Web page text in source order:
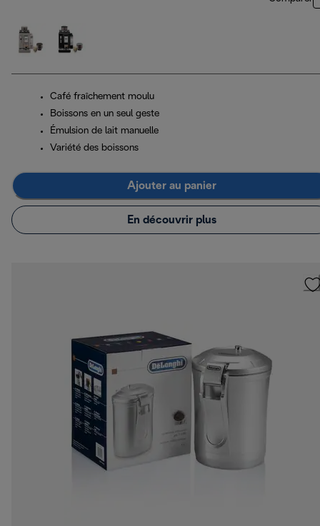
Café fraîchement moulu
Boissons en un seul geste
Émulsion de lait manuelle
Variété des boissons
Ajouter au panier
En découvrir plus